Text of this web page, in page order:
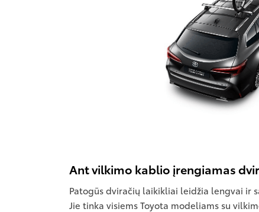
Ant vilkimo kablio įrengiamas
Patogūs dviračių laikikliai leidžia lengvai ir
Jie tinka visiems Toyota modeliams su